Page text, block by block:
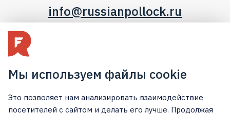
Мы используем файлы cookie
Это позволяет нам анализировать взаимодействие
посетителей с сайтом и делать его лучше. Продолжая
info@russianpollock.ru
Политика конфиденциальности
Пользовательское соглашение